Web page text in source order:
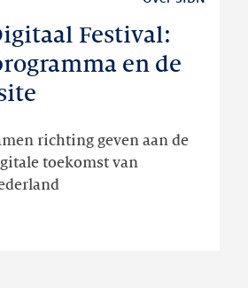
Festival:
en de
richting geven aan de
toekomst van